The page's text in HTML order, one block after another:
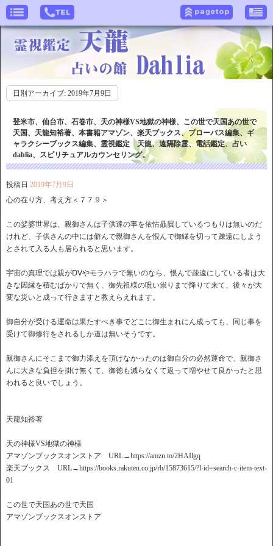
日別アーカイブ: 2019年7月9日
登米市、仙台市、石巻市、天の神様VS地獄の神様、この世で天国あの世で
天国、天龍知裕著、本書籍アマゾン、楽天ブックス、プローパス編集、ギ
ャラクシーブックス編集、霊視鑑定 天龍、遠隔除霊、電話鑑定、占い
dahlia、スピリチュアルカウンセリング。
投稿日 2019年7月9日
心の在り方、考え方＜７７９＞
この娑婆世界は、親御さんは子供達の事を依怙贔屓しているつもりは無いのだ
けれど、子供さんの中には僻んで親御さんを恨んで御縁を切って疎遠にしよう
とされて入る人も居られると思います。
宇宙の真理では親がⅮⅤやモラハラで無いのなら、恨んで疎遠にしている者は大
きな因縁を積むばかりで無く、御先祖様の呪い祟りまで降りて来て、後々が大
変な災いと成って行きますと教えらえれます。
御自分が受ける運命は果たすべき事でどこに御生まれにん成っても、同じ事を
受けて御修行をされるしか道は無いそうです。
親御さんにそこまで御力添えを頂けなかったのは御自分の必然運命で、親御さ
んに大きな負担を掛け無くて、御徳も減らなくて返って増やせて良かったと思
われると良いでしょう。
天龍知裕著
天の神様VS地獄の神様
アマゾンブックスオンストア URL→https://amzn.to/2HAIlgq
楽天ブックス URL→https://books.rakuten.co.jp/rb/15873615/?l-id=search-c-item-text-
01
この世で天国あの世で天国
アマゾンブックスオンストア